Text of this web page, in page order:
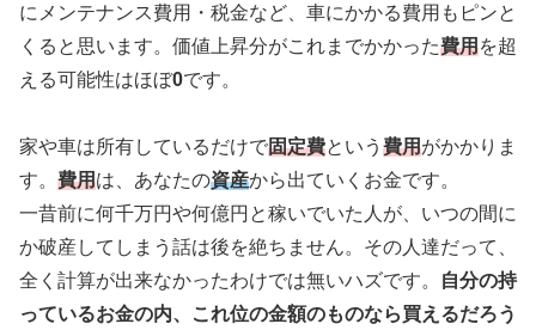
にメンテナンス費用・税金など、車にかかる費用もピンと
くると思います。価値上昇分がこれまでかかった費用を超
える可能性はほぼ0です。
家や車は所有しているだけで固定費という 費用がかかりま
す。 費用は、あなたの資産から出ていくお金です。
一昔前に何千万円や何億円と稼いでいた人が、いつの間に
か破産してしまう話は後を絶ちません。その人達だって、
全く計算が出来なかったわけでは無いハズです。
自分の持
っているお金の内、これ位の金額のものなら買えるだろう